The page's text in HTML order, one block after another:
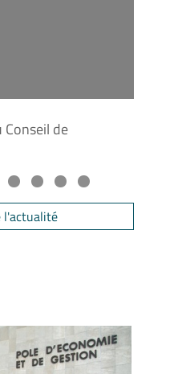
Conseil de
l'actualité